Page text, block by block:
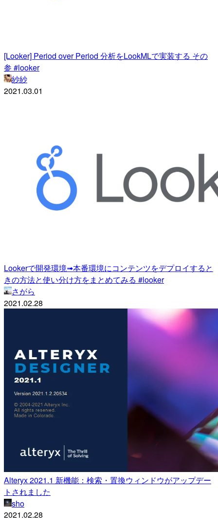
[Looker] Period over Period 分析をLookMLで実装する その
参 #looker
紗紗
2021.03.01
Lookerで開発環境➟本番環境にコンテンツをデプロイすると
きの方法と使い分け方をまとめてみる #looker
さがら
2021.02.28
Alteryx 2021.1 新機能：検索・置換ウィンドウがアップデー
トされました
sho
2021.02.28